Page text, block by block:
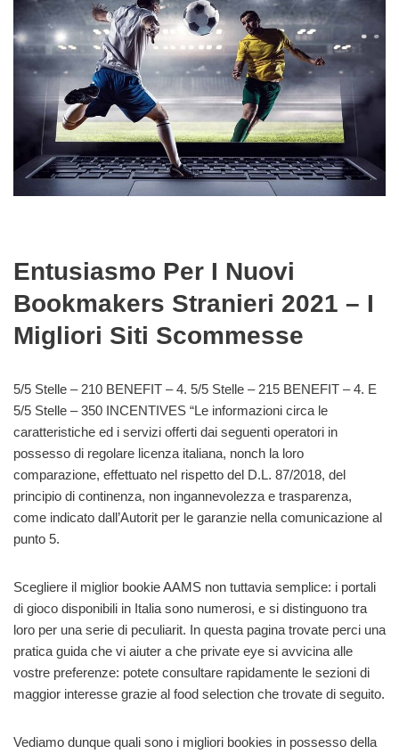
Entusiasmo Per I Nuovi
Bookmakers Stranieri 2021 – I
Migliori Siti Scommesse
5/5 Stelle – 210 BENEFIT – 4. 5/5 Stelle – 215 BENEFIT – 4. E
5/5 Stelle – 350 INCENTIVES “Le informazioni circa le
caratteristiche ed i servizi offerti dai seguenti operatori in
possesso di regolare licenza italiana, nonch la loro
comparazione, effettuato nel rispetto del D.L. 87/2018, del
principio di continenza, non ingannevolezza e trasparenza,
come indicato dall’Autorit per le garanzie nella comunicazione al
punto 5.
Scegliere il miglior bookie AAMS non tuttavia semplice: i portali
di gioco disponibili in Italia sono numerosi, e si distinguono tra
loro per una serie di peculiarit. In questa pagina trovate perci una
pratica guida che vi aiuter a che private eye si avvicina alle
vostre preferenze: potete consultare rapidamente le sezioni di
maggior interesse grazie al food selection che trovate di seguito.
Vediamo dunque quali sono i migliori bookies in possesso della